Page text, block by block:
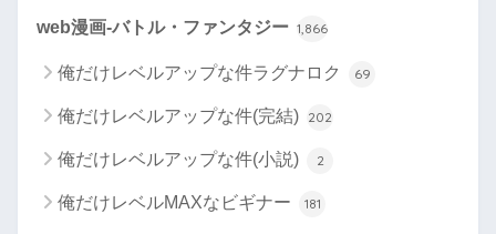
web漫画-バトル・ファンタジー 1,866
俺だけレベルアップな件ラグナロク 69
俺だけレベルアップな件(完結) 202
俺だけレベルアップな件(小説) 2
俺だけレベルMAXなビギナー 181